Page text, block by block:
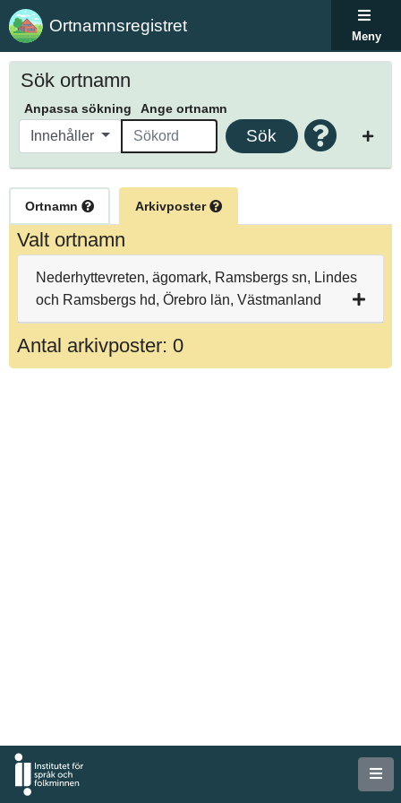
Ortnamnsregistret
Meny
Sök ortnamn
Anpassa sökning Ange ortnamn
Innehåller Sök
Ortnamn Arkivposter
Valt ortnamn
Nederhyttevreten, ägomark, Ramsbergs sn, Lindes
och Ramsbergs hd, Örebro län, Västmanland
Antal arkivposter: 0